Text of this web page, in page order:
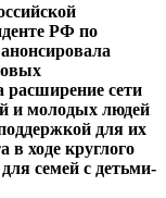
РФ по
расширение сети
и молодых людей
для их
в ходе круглого
семей с детьми-